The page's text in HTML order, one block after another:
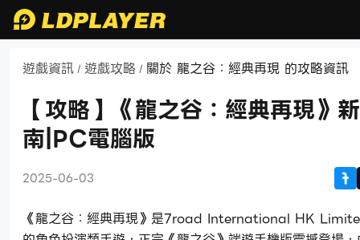
遊戲資訊 / 遊戲攻略 / 關於 龍之谷：經典再現 的攻略資訊
【攻略】《龍之谷：經典再現》
南|PC電腦版
2025-06-03
《龍之谷：經典再現》是7road International HK